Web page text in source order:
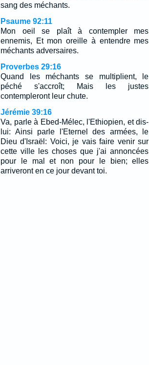
sang des méchants.
Psaume 92:11
Mon oeil se plaît à contempler mes
ennemis, Et mon oreille à entendre mes
méchants adversaires.
Proverbes 29:16
Quand les méchants se multiplient, le
péché s'accroît; Mais les justes
contempleront leur chute.
Jérémie 39:16
Va, parle à Ebed-Mélec, l'Ethiopien, et dis-
lui: Ainsi parle l'Eternel des armées, le
Dieu d'Israël: Voici, je vais faire venir sur
cette ville les choses que j'ai annoncées
pour le mal et non pour le bien; elles
arriveront en ce jour devant toi.